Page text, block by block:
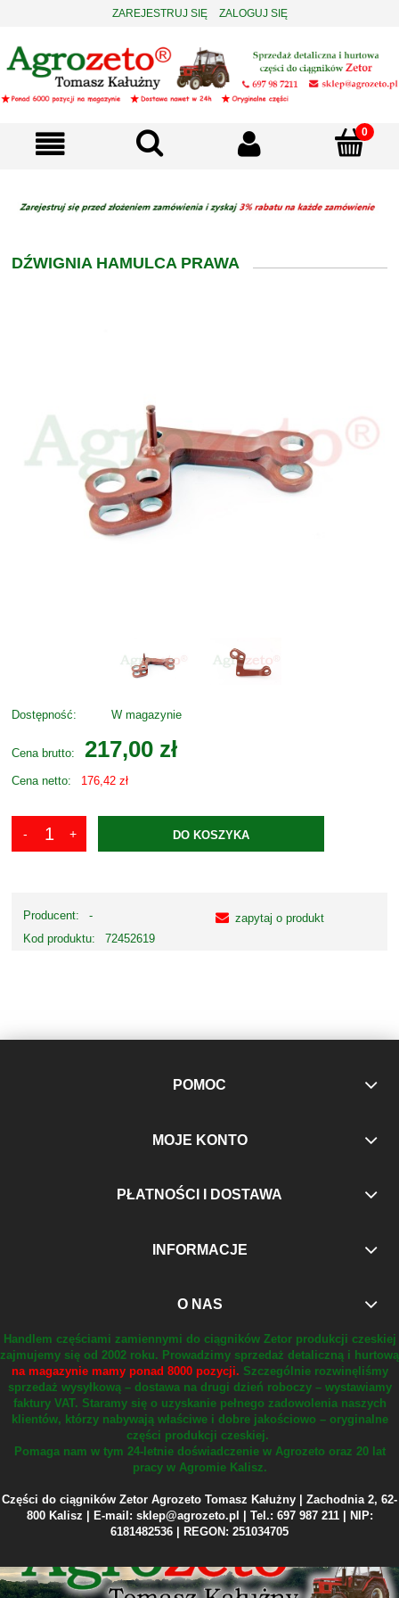
ZAREJESTRUJ SIĘ ZALOGUJ SIĘ
DŹWIGNIA HAMULCA PRAWA
Dostępność: W magazynie
Cena brutto: 217,00 zł
Cena netto: 176,42 zł
DO KOSZYKA
Producent:
-
Kod produktu:
72452619
zapytaj o produkt
POMOC
MOJE KONTO
PŁATNOŚCI I DOSTAWA
INFORMACJE
O NAS
Handlem częściami zamiennymi do ciągników Zetor produkcji czeskiej
zajmujemy się od 2002 roku. Prowadzimy sprzedaż detaliczną i hurtową
na magazynie mamy ponad 8000 pozycji. Szczególnie rozwinęliśmy
sprzedaż wysyłkową – dostawa na drugi dzień roboczy – wystawiamy
faktury VAT. Staramy się o uzyskanie pełnego zadowolenia naszych
klientów, którzy nabywają właściwe i dobre jakościowo – oryginalne
części produkcji czeskiej.
Pomaga nam w tym 24-letnie doświadczenie w Agrozeto oraz 20 lat
pracy w Agromie Kalisz.
Części do ciągników Zetor Agrozeto Tomasz Kałużny | Zachodnia 2, 62-
800 Kalisz | E-mail: sklep@agrozeto.pl | Tel.: 697 987 211 | NIP:
6181482536 | REGON: 251034705